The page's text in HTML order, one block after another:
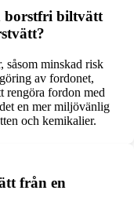
borstfri biltvätt
såsom minskad risk
av fordonet,
rengöra fordon med
en mer miljövänlig
och kemikalier.
från en